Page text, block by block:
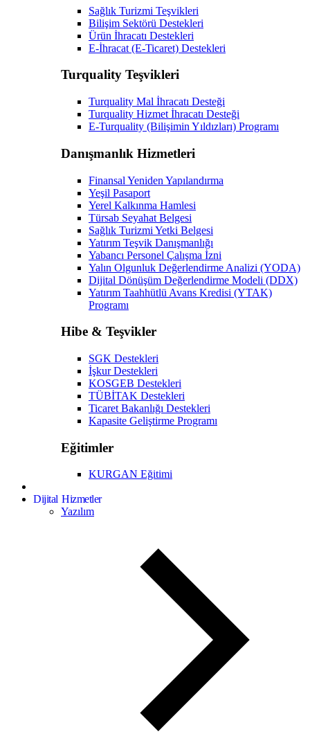
Sağlık Turizmi Teşvikleri
Bilişim Sektörü Destekleri
Ürün İhracatı Destekleri
E-İhracat (E-Ticaret) Destekleri
Turquality Teşvikleri
Turquality Mal İhracatı Desteği
Turquality Hizmet İhracatı Desteği
E-Turquality (Bilişimin Yıldızları) Programı
Danışmanlık Hizmetleri
Finansal Yeniden Yapılandırma
Yeşil Pasaport
Yerel Kalkınma Hamlesi
Türsab Seyahat Belgesi
Sağlık Turizmi Yetki Belgesi
Yatırım Teşvik Danışmanlığı
Yabancı Personel Çalışma İzni
Yalın Olgunluk Değerlendirme Analizi (YODA)
Dijital Dönüşüm Değerlendirme Modeli (DDX)
Yatırım Taahhütlü Avans Kredisi (YTAK)
Programı
Hibe & Teşvikler
SGK Destekleri
İşkur Destekleri
KOSGEB Destekleri
TÜBİTAK Destekleri
Ticaret Bakanlığı Destekleri
Kapasite Geliştirme Programı
Eğitimler
KURGAN Eğitimi
Dijital Hizmetler
Yazılım